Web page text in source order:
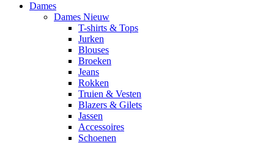
Dames
Dames Nieuw
T-shirts & Tops
Jurken
Blouses
Broeken
Jeans
Rokken
Truien & Vesten
Blazers & Gilets
Jassen
Accessoires
Schoenen